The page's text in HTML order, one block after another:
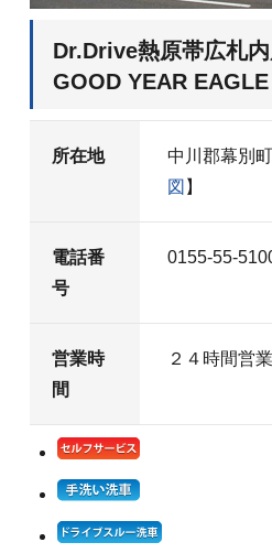
Dr.Drive熱原帯広札
GOOD YEAR
所在地 中川郡幕別
図 】
電話番
号
0155-55-
営業時
間
２４時間営業